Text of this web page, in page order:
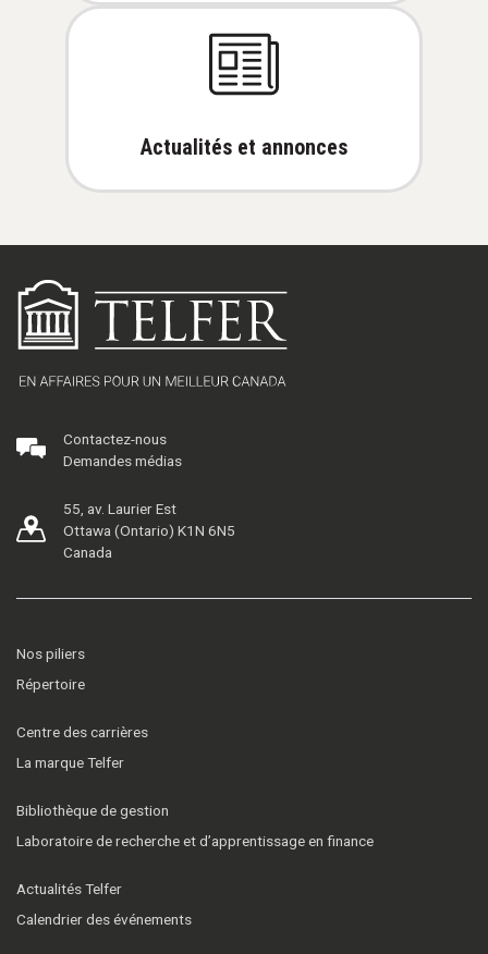
Actualités et annonces
Contactez-nous
Demandes médias
55, av. Laurier Est
Ottawa (Ontario) K1N 6N5
Canada
Nos piliers
Répertoire
Centre des carrières
La marque Telfer
Bibliothèque de gestion
Laboratoire de recherche et d’apprentissage en finance
Actualités Telfer
Calendrier des événements